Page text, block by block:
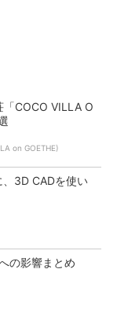
「COCO VILLA O
on GOETHE)
、3D CADを使い
の影響まとめ